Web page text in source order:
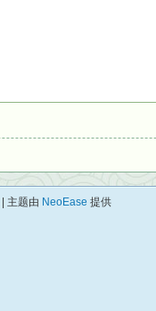
| 主题由 NeoEase 提供